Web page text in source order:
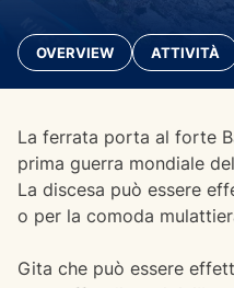
OVERVIEW ATTIVITÀ
La ferrata porta al forte
prima guerra mondiale
La discesa può essere
o per la comoda
Gita che può essere